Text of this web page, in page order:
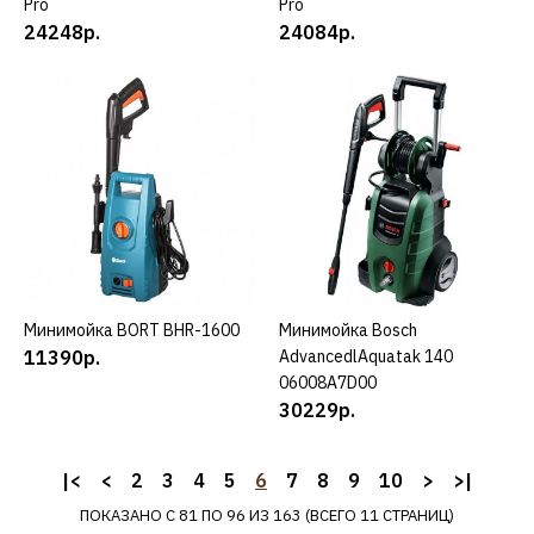
КУПИТЬ
ДОБАВИТЬ К СРАВНЕНИЮ
ДОБАВИТЬ В ПОЖЕЛАНИЯ
Аппарат высокого
давления KARCHER HD
5/11 P *EU, Easy
Force/Lock (1.520-960)
Pro
24248р.
Pro
24084р.
КУПИТЬ
Минимойка BORT BHR-1600
11390р.
КУПИТЬ
Минимойка Bosch
AdvancedlAquatak 140
06008A7D00
30229р.
|< < 2 3 4 5 6 7 8 9 10 > >|
ПОКАЗАНО С 81 ПО 96 ИЗ 163 (ВСЕГО 11 СТРАНИЦ)